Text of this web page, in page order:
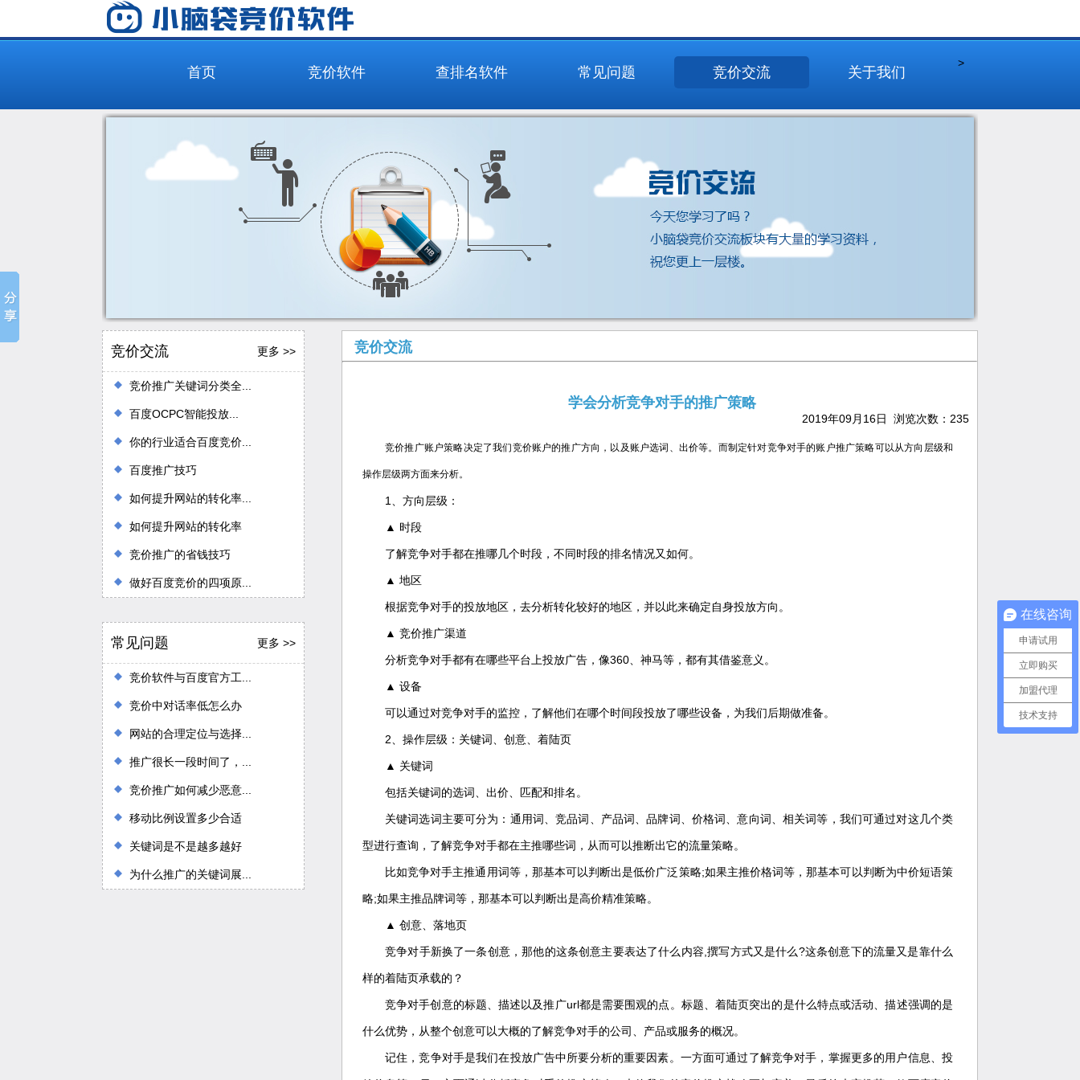
首页 竞价软件 查排名软件
>
常见问题 竞价交流 关于我们
竞价交流 更多 >>
竞价推广关键词分类全...
百度OCPC智能投放...
你的行业适合百度竞价...
百度推广技巧
如何提升网站的转化率...
如何提升网站的转化率
竞价推广的省钱技巧
做好百度竞价的四项原...
常见问题 更多 >>
竞价软件与百度官方工...
竞价中对话率低怎么办
网站的合理定位与选择...
推广很长一段时间了，...
竞价推广如何减少恶意...
移动比例设置多少合适
关键词是不是越多越好
为什么推广的关键词展...
竞价交流
学会分析竞争对手的推广策略
2019年09月16日 浏览次数： 235
竞价推广账户策略决定了我们竞价账户的推广方向，以及账户选词、出价等。而制定针对竞争对手的账户推广策略可以从方向层级和
操作层级两方面来分析。
1、方向层级：
▲ 时段
了解竞争对手都在推哪几个时段，不同时段的排名情况又如何。
▲ 地区
根据竞争对手的投放地区，去分析转化较好的地区，并以此来确定自身投放方向。
▲ 竞价推广渠道
分析竞争对手都有在哪些平台上投放广告，像360、神马等，都有其借鉴意义。
▲ 设备
可以通过对竞争对手的监控，了解他们在哪个时间段投放了哪些设备，为我们后期做准备。
2、操作层级：关键词、创意、着陆页
▲ 关键词
包括关键词的选词、出价、匹配和排名。
关键词选词主要可分为：通用词、竞品词、产品词、品牌词、价格词、意向词、相关词等，我们可通过对这几个类
型进行查询，了解竞争对手都在主推哪些词，从而可以推断出它的流量策略。
比如竞争对手主推通用词等，那基本可以判断出是低价广泛策略;如果主推价格词等，那基本可以判断为中价短语策
略;如果主推品牌词等，那基本可以判断出是高价精准策略。
▲ 创意、落地页
竞争对手新换了一条创意，那他的这条创意主要表达了什么内容,撰写方式又是什么?这条创意下的流量又是靠什么
样的着陆页承载的？
竞争对手创意的标题、描述以及推广url都是需要围观的点。标题、着陆页突出的是什么特点或活动、描述强调的是
什么优势，从整个创意可以大概的了解竞争对手的公司、产品或服务的概况。
记住，竞争对手是我们在投放广告中所要分析的重要因素。一方面可通过了解竞争对手，掌握更多的用户信息、投
在线咨询
申请试用
立即购买
加盟代理
技术支持